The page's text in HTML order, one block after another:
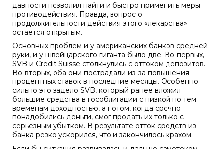
давности позволил найти и быстро применить меры
противодействия. Правда, вопрос о
продолжительности действия этого «лекарства»
остается открытым.
Основных проблем и у американских банков средней
руки, и у швейцарского гиганта было две. Во-первых,
SVB и Credit Suisse столкнулись с оттоком депозитов.
Во-вторых, оба они пострадали из-за повышения
процентных ставок в последние месяцы. Особенно
сильно это задело SVB, который ранее вложил
большие средства в гособлигации с низкой по тем
временам доходностью, а потом, когда срочно
понадобились деньги, смог продать их только с
серьезным убытком. В результате отток средств из
банка резко ускорился, что и закончилось крахом.